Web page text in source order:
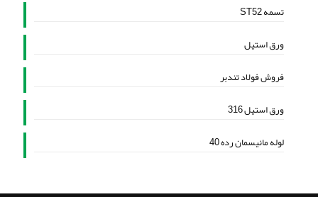
تسمه ST52
ورق استیل
فروش فولاد تندبر
ورق استیل 316
لوله مانیسمان رده 40